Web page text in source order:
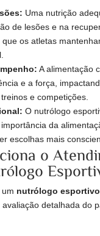
Uma nutrição
de lesões e na
os atletas
A alimentação
e a força,
e competições.
O nutrólogo
da
escolhas mais
o
nutrólogo esportivo
detalhada do